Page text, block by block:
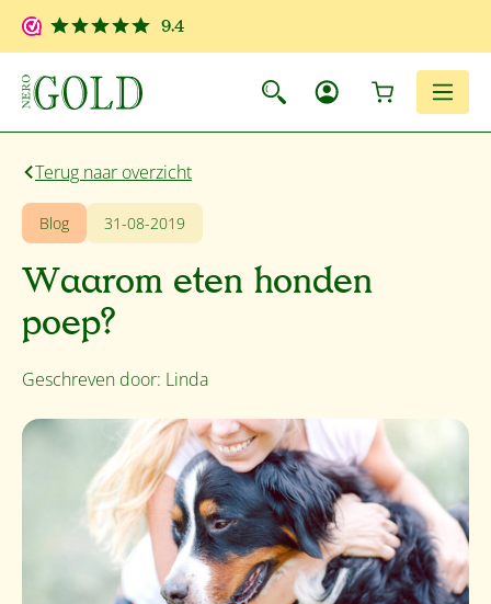
Ga naar de hoofdinhoud
9.4
Terug naar overzicht
Blog 31-08-2019
Waarom eten honden
poep?
Geschreven door: Linda